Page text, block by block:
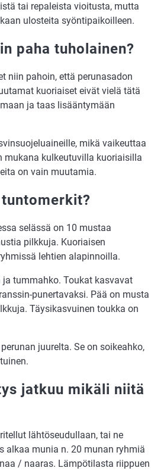
tai repaleista vioitusta, mutta
ulosteita syöntipaikoilleen.
paha tuholainen?
niin pahoin, että perunasadon
kuoriaiset eivät vielä tätä
ja taas lisääntymään
mikä vaikeuttaa
mukana kulkeutuvilla kuoriaisilla
on vain muutamia.
selässä on 10 mustaa
pilkkuja. Kuoriaisen
lehtien alapinnoilla.
tummahko. Toukat kasvavat
punertavaksi. Pää on musta
Täysikasvuinen toukka on
juurelta. Se on soikeahko,
jatkuu mikäli niitä
lähtöseudullaan, tai ne
alkaa munia n. 20 munan ryhmiä
/ naaras. Lämpötilasta riippuen